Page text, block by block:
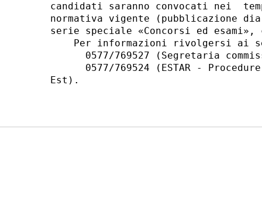
candidati saranno convocati nei
normativa vigente (pubblicazione
serie speciale «Concorsi ed
Per informazioni rivolgersi ai
0577/769527 (Segretaria
0577/769524 (ESTAR -
Est).